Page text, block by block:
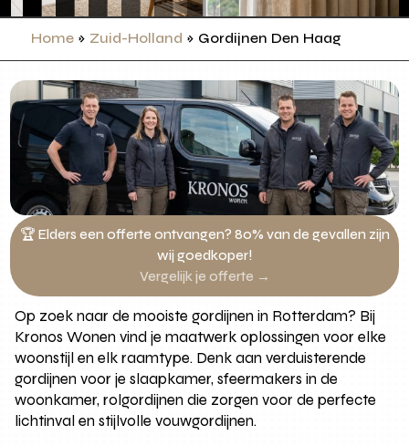
Home » Zuid-Holland » Gordijnen Den Haag
🏆 Elders een offerte ontvangen? 80% van de gevallen zijn
wij goedkoper!
Vergelijk je offerte →
Op zoek naar de mooiste gordijnen in Rotterdam? Bij
Kronos Wonen vind je maatwerk oplossingen voor elke
woonstijl en elk raamtype. Denk aan verduisterende
gordijnen voor je slaapkamer, sfeermakers in de
woonkamer, rolgordijnen die zorgen voor de perfecte
lichtinval en stijlvolle vouwgordijnen.